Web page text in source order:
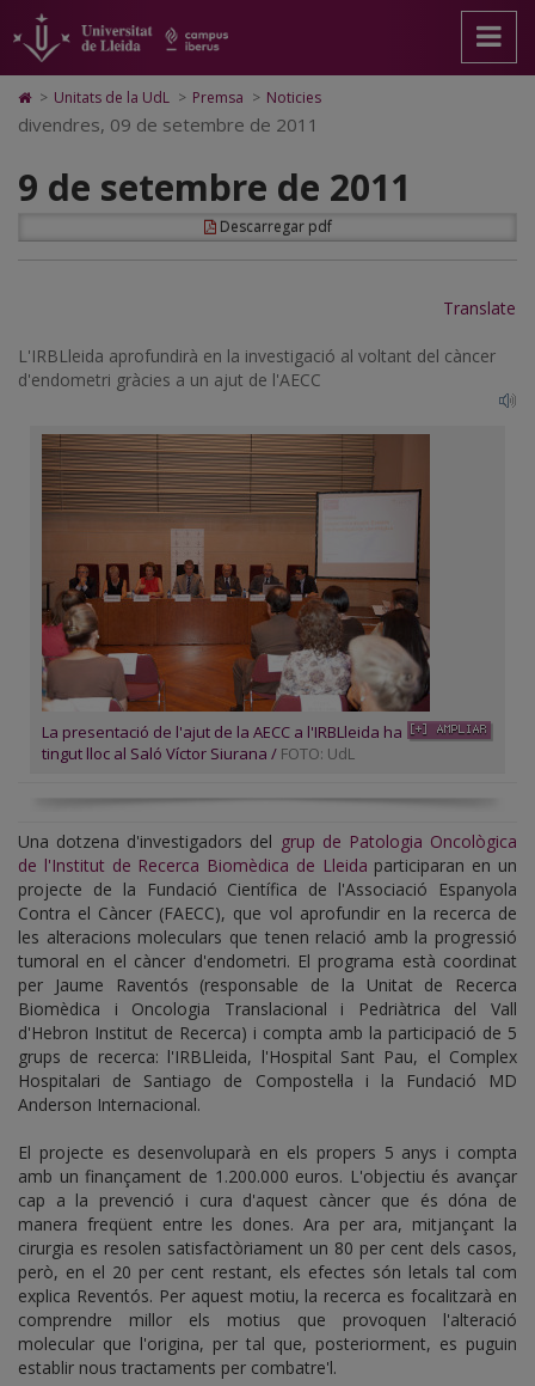
de
setembre
de
2011
pàgina
principal.
Universitat
Lleida
contingut
principal
Mapa
Web.
Universitat
Cerca
Accessibilitat.
Universitat
Lleida
Icono
de
Home
ir
a
página
de
> Unitats de la UdL > Premsa > Noticies
divendres, 09 de setembre de 2011
9 de setembre de 2011
Descarregar pdf
Translate
L'IRBLleida aprofundirà en la investigació al voltant del càncer
d'endometri gràcies a un ajut de l'AECC
La presentació de l'ajut de la AECC a l'IRBLleida ha
tingut lloc al Saló Víctor Siurana / FOTO: UdL
Una dotzena d'investigadors del grup de Patologia Oncològica
de l'Institut de Recerca Biomèdica de Lleida participaran en un
projecte de la Fundació Científica de l'Associació Espanyola
Contra el Càncer (FAECC), que vol aprofundir en la recerca de
les alteracions moleculars que tenen relació amb la progressió
tumoral en el càncer d'endometri. El programa està coordinat
per Jaume Raventós (responsable de la Unitat de Recerca
Biomèdica i Oncologia Translacional i Pedriàtrica del Vall
d'Hebron Institut de Recerca) i compta amb la participació de 5
grups de recerca: l'IRBLleida, l'Hospital Sant Pau, el Complex
Hospitalari de Santiago de Compostel·la i la Fundació MD
Anderson Internacional.
El projecte es desenvoluparà en els propers 5 anys i compta
amb un finançament de 1.200.000 euros. L'objectiu és avançar
cap a la prevenció i cura d'aquest càncer que és dóna de
manera freqüent entre les dones. Ara per ara, mitjançant la
cirurgia es resolen satisfactòriament un 80 per cent dels casos,
però, en el 20 per cent restant, els efectes són letals tal com
explica Reventós. Per aquest motiu, la recerca es focalitzarà en
comprendre millor els motius que provoquen l'alteració
molecular que l'origina, per tal que, posteriorment, es puguin
establir nous tractaments per combatre'l.